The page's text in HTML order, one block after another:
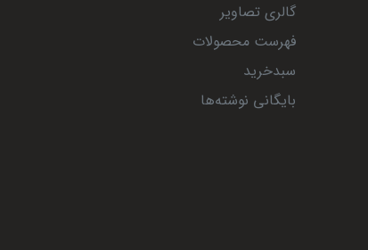
گالری تصاویر
فهرست محصولات
سبدخرید
بایگانی نوشته‌ها